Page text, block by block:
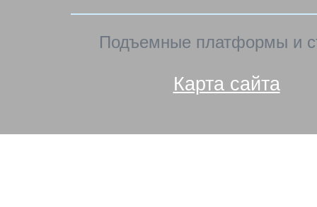
Подъемные платформы и
Карта сайта